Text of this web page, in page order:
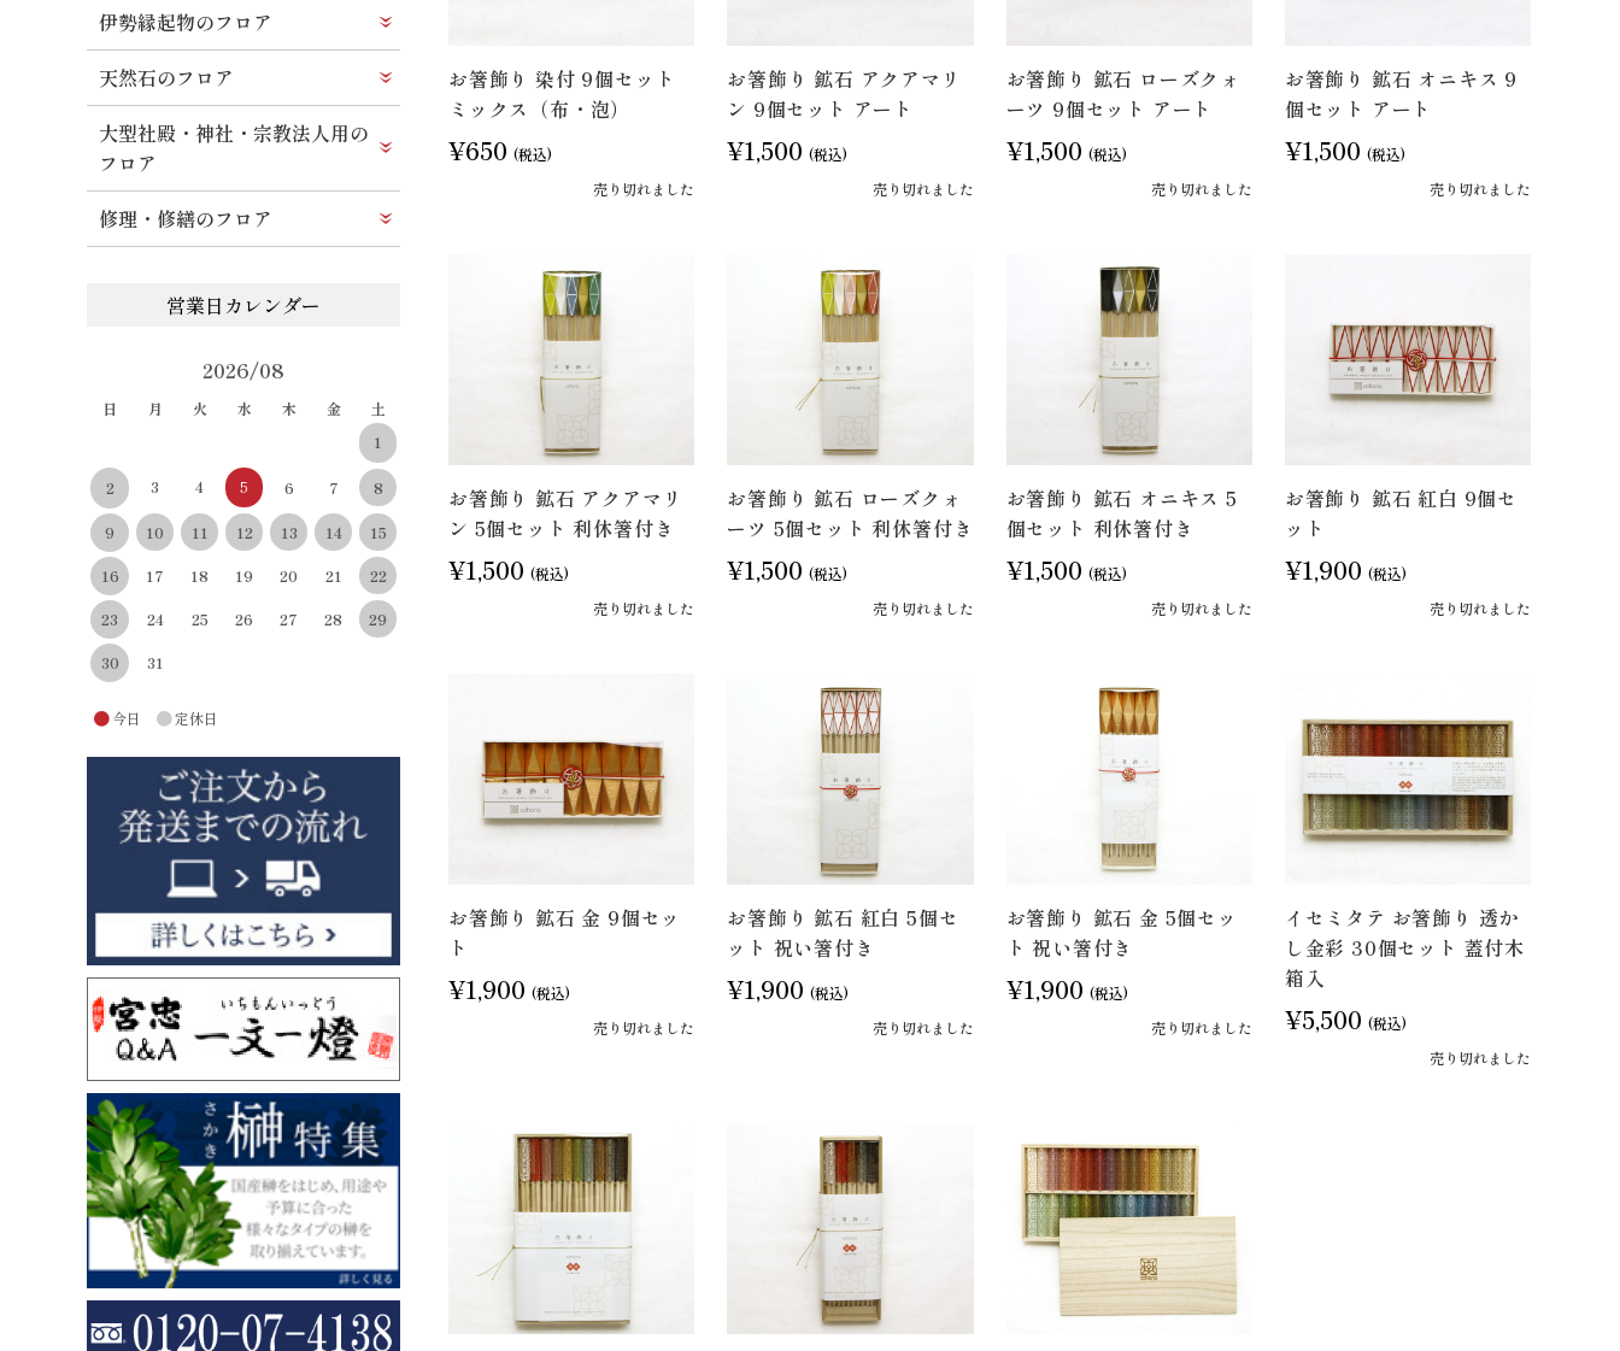
お箸飾り 染付 9個セット
ミックス（布・泡）
¥650 (税込)
売り切れました
お箸飾り 鉱石 アクアマリ
ン 9個セット アート
¥1,500 (税込)
売り切れました
お箸飾り 鉱石 ローズクォ
ーツ 9個セット アート
¥1,500 (税込)
売り切れました
お箸飾り 鉱石 オニキス 9
個セット アート
¥1,500 (税込)
売り切れました
お箸飾り 鉱石 アクアマリ
ン 5個セット 利休箸付き
¥1,500 (税込)
売り切れました
お箸飾り 鉱石 ローズクォ
ーツ 5個セット 利休箸付き
¥1,500 (税込)
売り切れました
お箸飾り 鉱石 オニキス 5
個セット 利休箸付き
¥1,500 (税込)
売り切れました
お箸飾り 鉱石 紅白 9個セ
ット
¥1,900 (税込)
売り切れました
お箸飾り 鉱石 金 9個セッ
ト
¥1,900 (税込)
売り切れました
お箸飾り 鉱石 紅白 5個セ
ット 祝い箸付き
¥1,900 (税込)
売り切れました
お箸飾り 鉱石 金 5個セッ
ト 祝い箸付き
¥1,900 (税込)
売り切れました
イセミタテ お箸飾り 透か
し金彩 30個セット 蓋付木
箱入
¥5,500 (税込)
売り切れました
伊勢縁起物のフロア
天然石のフロア
大型社殿・神社・宗教法人用の
フロア
修理・修繕のフロア
2026/08
日 月 火 水 木 金
土
1
2 3 4 5 6 7 8
9 10 11 12 13 14 15
16 17 18 19 20 21 22
23 24 25 26 27 28 29
30 31
●今日 ●定休日